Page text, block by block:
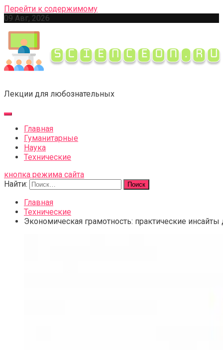
Перейти к содержимому
09 Авг, 2026
Лекции для любознательных
Главная
Гуманитарные
Наука
Технические
кнопка режима сайта
Найти:
Главная
Технические
Экономическая грамотность: практические